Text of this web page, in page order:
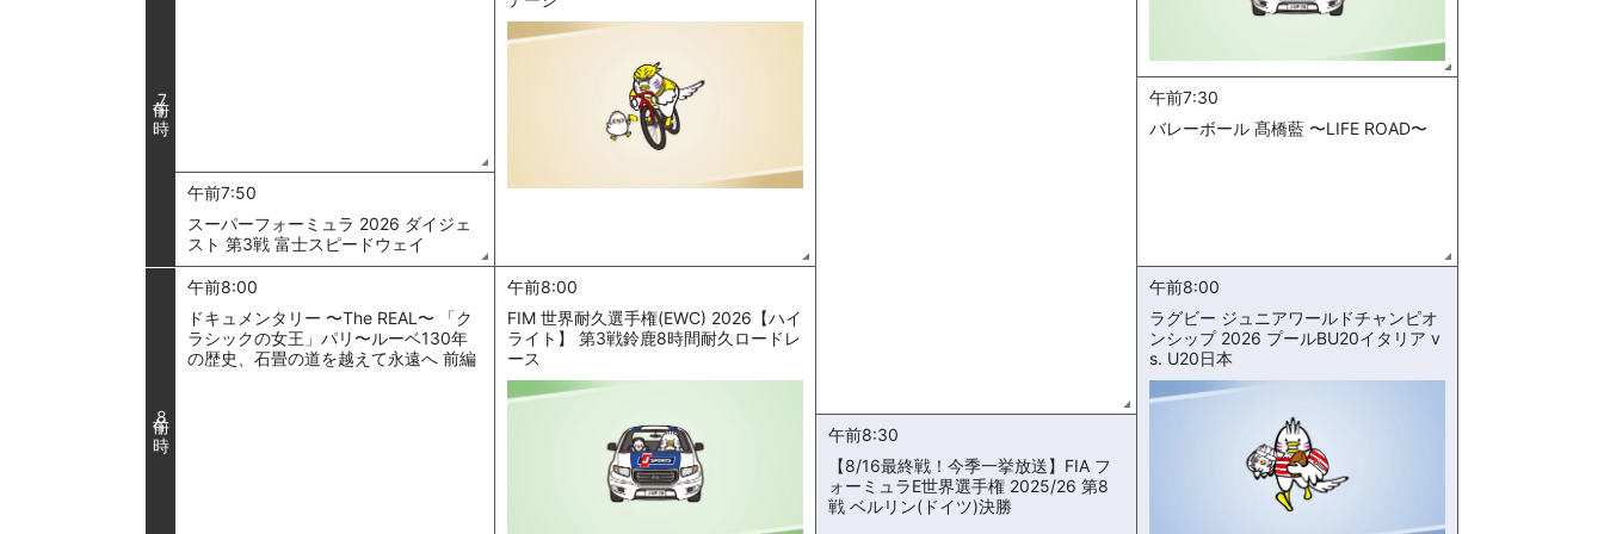
7
午前7:30
バレーボール 髙橋藍 〜LIFE ROAD〜
午前7:50
スーパーフォーミュラ 2026 ダイジェ
スト 第3戦 富士スピードウェイ
8
午前8:00
ドキュメンタリー 〜The REAL〜 「ク
ラシックの女王」パリ〜ルーベ130年
の歴史、石畳の道を越えて永遠へ 前編
午前8:00
FIM 世界耐久選手権(EWC) 2026【ハイ
ライト】 第3戦鈴鹿8時間耐久ロードレ
ース
午前8:00
ラグビー ジュニアワールドチャンピオ
ンシップ 2026 プールBU20イタリア v
s. U20日本
午前8:30
【8/16最終戦！今季一挙放送】FIA フ
ォーミュラE世界選手権 2025/26 第8
戦 ベルリン(ドイツ)決勝